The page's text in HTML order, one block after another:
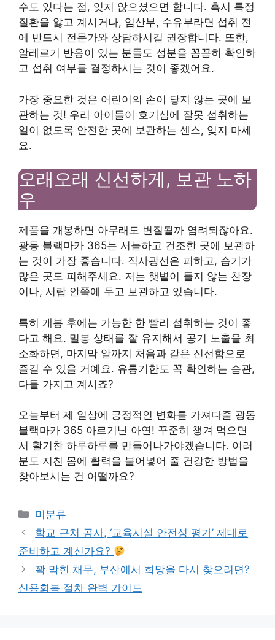
수도 있다는 점, 잊지 않으셨으면 합니다. 혹시 특정
질환을 앓고 계시거나, 임산부, 수유부라면 섭취 전
에 반드시 전문가와 상담하시길 권장합니다. 또한,
알레르기 반응이 있는 분들도 성분을 꼼꼼히 확인하
고 섭취 여부를 결정하시는 것이 좋겠어요.
가장 중요한 것은 어린이의 손이 닿지 않는 곳에 보
관하는 것! 우리 아이들이 호기심에 잘못 섭취하는
일이 없도록 안전한 곳에 보관하는 센스, 잊지 마세
요.
오래오래 신선하게, 보관 노하
우
제품을 개봉하면 아무래도 변질될까 염려되잖아요.
광동 블랙마카 365는 서늘하고 건조한 곳에 보관하
는 것이 가장 좋습니다. 직사광선은 피하고, 습기가
많은 곳도 피해주세요. 저는 햇볕이 들지 않는 찬장
이나, 서랍 안쪽에 두고 보관하고 있습니다.
특히 개봉 후에는 가능한 한 빨리 섭취하는 것이 좋
다고 해요. 밀봉 상태를 잘 유지해서 공기 노출을 최
소화하면, 마지막 알까지 처음과 같은 신선함으로
즐길 수 있을 거예요. 유통기한도 꼭 확인하는 습관,
다들 가지고 계시죠?
오늘부터 제 일상에 긍정적인 변화를 가져다줄 광동
블랙마카 365 아르기닌 아연! 꾸준히 챙겨 먹으면
서 활기찬 하루하루를 만들어나가야겠습니다. 여러
분도 지친 몸에 활력을 불어넣어 줄 건강한 방법을
찾아보시는 건 어떨까요?
Categories
미분류
학교 근처 공사, ‘교육시설 안전성 평가’ 제대로
준비하고 계신가요?
꽉 막힌 채무, 부산에서 희망을 다시 찾으려면?
신용회복 절차 완벽 가이드